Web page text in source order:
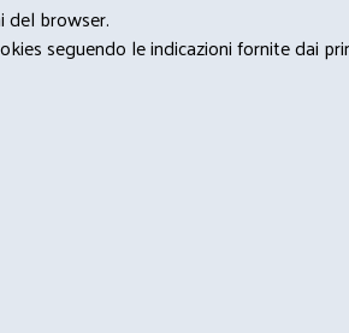
del browser.
seguendo le indicazioni fornite dai